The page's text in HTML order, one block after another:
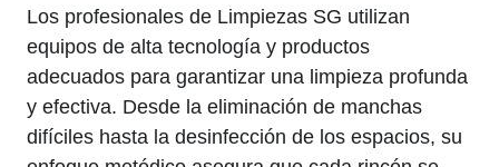
Los profesionales de Limpiezas SG utilizan
equipos de alta tecnología y productos
adecuados para garantizar una limpieza profunda
y efectiva. Desde la eliminación de manchas
difíciles hasta la desinfección de los espacios, su